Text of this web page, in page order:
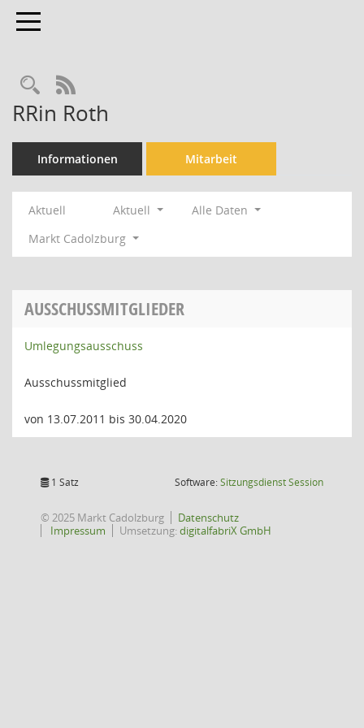
Toggle navigation
Rechercheauswahl
RSS-Feed
RRin Roth
Informationen Mitarbeit
Aktuell Aktuell
Alle Daten
Markt Cadolzburg
AUSSCHUSSMITGLIEDER
Umlegungsausschuss
Ausschussmitglied
von 13.07.2011 bis 30.04.2020
1 Satz Software:SitzungsdienstSession(Wird in
© 2025 Markt Cadolzburg
Datenschutz
Impressum
Umsetzung:digitalfabriX GmbH